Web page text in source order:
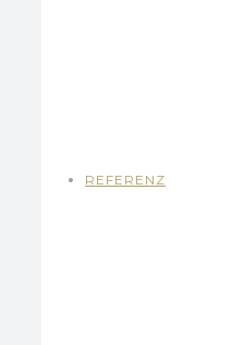
REFERENZ